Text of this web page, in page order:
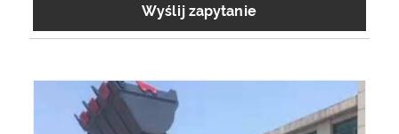
Wyślij zapytanie